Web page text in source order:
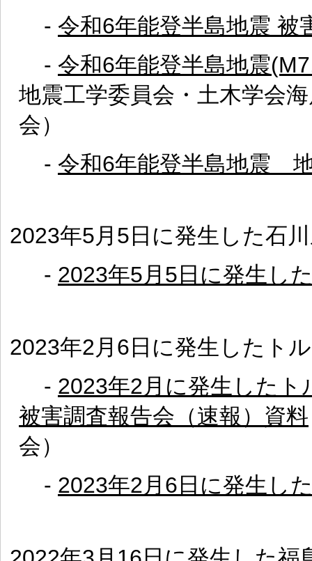
- 令和6年能登半島地震 被
- 令和6年能登半島地震
地震工学委員会・土木学会
会）
- 令和6年能登半島地震
2023年5月5日に発生した石
- 2023年5月5日に発生し
2023年2月6日に発生したト
- 2023年2月に発生した
被害調査報告会（速報）資料
会）
- 2023年2月6日に発生し